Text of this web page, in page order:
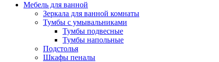
Мебель для ванной
Зеркала для ванной комнаты
Тумбы с умывальниками
Тумбы подвесные
Тумбы напольные
Подстолья
Шкафы пеналы